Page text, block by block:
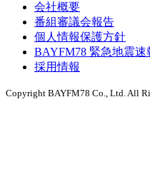
会社概要
番組審議会報告
個人情報保護方針
BAYFM78 緊急地震速
採用情報
Copyright BAYFM78 Co., Ltd. All